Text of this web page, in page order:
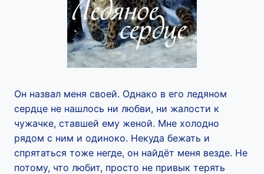
Он назвал меня своей. Однако в его ледяном
сердце не нашлось ни любви, ни жалости к
чужачке, ставшей ему женой. Мне холодно
рядом с ним и одиноко. Некуда бежать и
спрятаться тоже негде, он найдёт меня везде. Не
потому, что любит, просто не привык терять